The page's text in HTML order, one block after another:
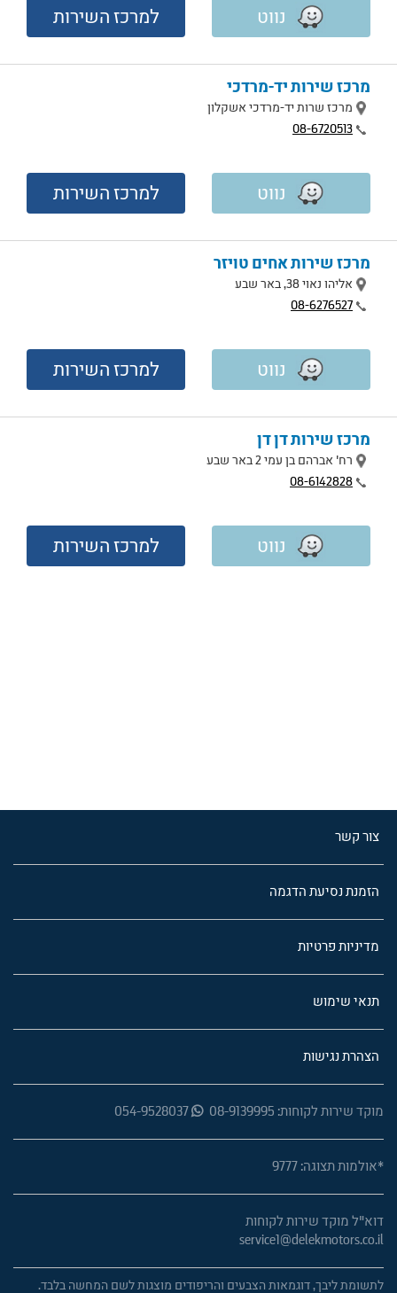
נווט למרכז השירות
מרכז שירות יד-מרדכי
מיקום
מרכז שרות יד-מרדכי אשקלון
טלפון
08-6720513
נווט למרכז השירות
מרכז שירות אחים טויזר
מיקום
אליהו נאוי 38, באר שבע
טלפון
08-6276527
נווט למרכז השירות
מרכז שירות דן דן
מיקום
רח' אברהם בן עמי 2 באר שבע
טלפון
08-6142828
נווט למרכז השירות
צור קשר
הזמנת נסיעת הדגמה
מדיניות פרטיות
תנאי שימוש
הצהרת נגישות
מוקד שירות לקוחות: 08-9139995 054-9528037
*אולמות תצוגה: 9777
דוא"ל מוקד שירות לקוחות
service1@delekmotors.co.il
לתשומת ליבך, דוגמאות הצבעים והריפודים מוצגות לשם המחשה בלבד.